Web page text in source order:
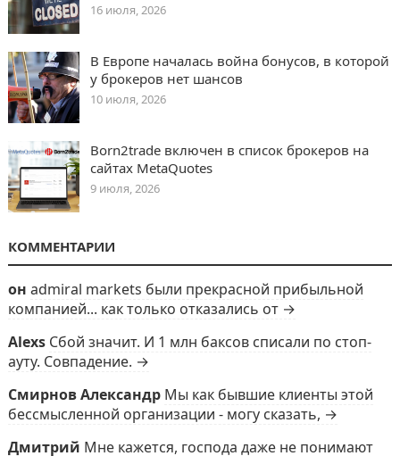
16 июля, 2026
В Европе началась война бонусов, в которой
у брокеров нет шансов
10 июля, 2026
Born2trade включен в список брокеров на
сайтах MetaQuotes
9 июля, 2026
КОММЕНТАРИИ
он admiral markets были прекрасной прибыльной
компанией... как только отказались от →
Alexs Сбой значит. И 1 млн баксов списали по стоп-
ауту. Совпадение. →
Смирнов Александр Мы как бывшие клиенты этой
бессмысленной организации - могу сказать, →
Дмитрий Мне кажется, господа даже не понимают